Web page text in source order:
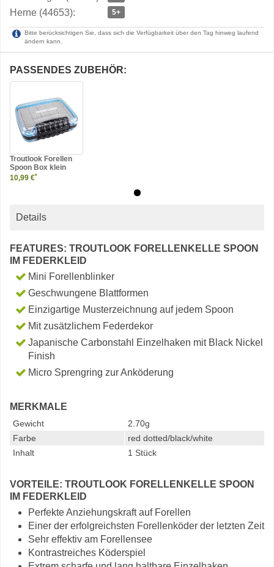
Herne (44653): 5+
Bitte berücksichtigen Sie, dass sich die Verfügbarkeit über den Tag hinweg laufend
ändern kann.
PASSENDES ZUBEHÖR:
Troutlook Forellen
Spoon Box klein
10,99 €*
Details
FEATURES: TROUTLOOK FORELLENKELLE SPOON
IM FEDERKLEID
Mini Forellenblinker
Geschwungene Blattformen
Einzigartige Musterzeichnung auf jedem Spoon
Mit zusätzlichem Federdekor
Japanische Carbonstahl Einzelhaken mit Black Nickel
Finish
Micro Sprengring zur Anköderung
MERKMALE
Gewicht
2.70g
Farbe
red dotted/black/white
Inhalt
1 Stück
VORTEILE: TROUTLOOK FORELLENKELLE SPOON
IM FEDERKLEID
Perfekte Anziehungskraft auf Forellen
Einer der erfolgreichsten Forellenköder der letzten Zeit
Sehr effektiv am Forellensee
Kontrastreiches Köderspiel